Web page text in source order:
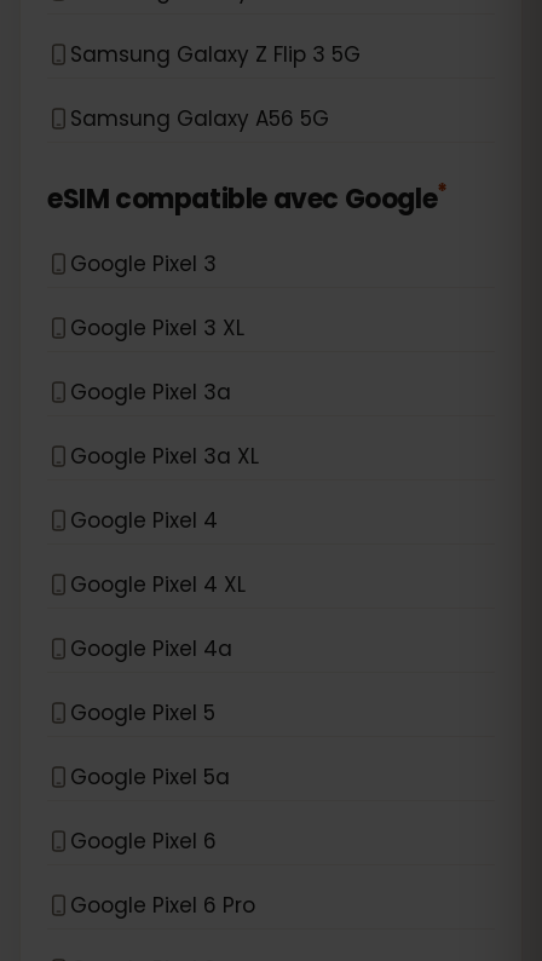
Samsung Galaxy Z Flip 3 5G
Samsung Galaxy A56 5G
eSIM compatible avec Google*
Google Pixel 3
Google Pixel 3 XL
Google Pixel 3a
Google Pixel 3a XL
Google Pixel 4
Google Pixel 4 XL
Google Pixel 4a
Google Pixel 5
Google Pixel 5a
Google Pixel 6
Google Pixel 6 Pro